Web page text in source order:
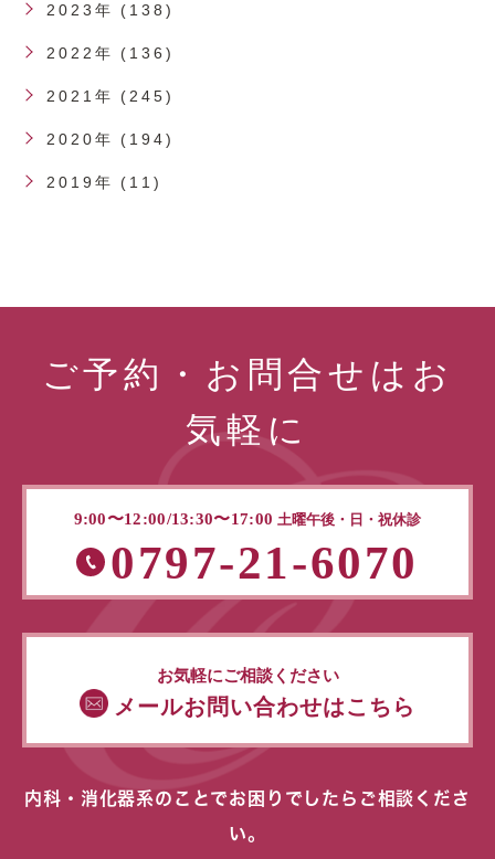
2023年 (138)
2022年 (136)
2021年 (245)
2020年 (194)
2019年 (11)
ご予約・お問合せはお
気軽に
9:00〜12:00/13:30〜17:00 土曜午後・日・祝休診
0797-21-6070
お気軽にご相談ください
メールお問い合わせはこちら
内科・消化器系のことでお困りでしたらご相談くださ
い。